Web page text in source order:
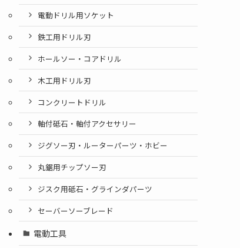
電動ドリル用ソケット
鉄工用ドリル刃
ホールソー・コアドリル
木工用ドリル刃
コンクリートドリル
軸付砥石・軸付アクセサリー
ジグソー刃・ルーターパーツ・ホビー
丸鋸用チップソー刃
ジスク用砥石・グラインダパーツ
セーバーソーブレード
電動工具